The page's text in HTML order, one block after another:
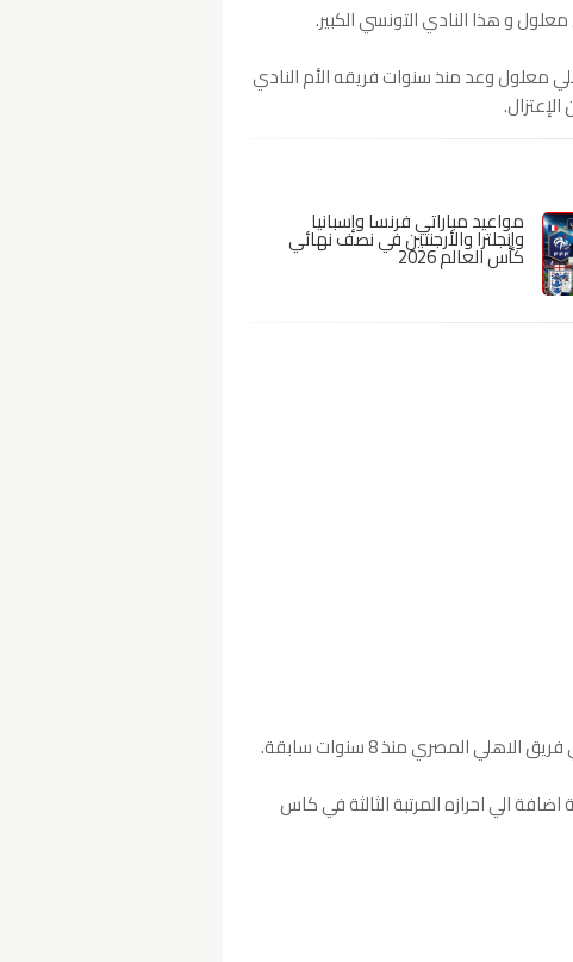
و هذا النادي التونسي الكبير.
معلول وعد منذ سنوات فريقه الأم النادي
مواعيد مباراتي فرنسا وإسبانيا
وإنجلترا والأرجنتين في نصف نهائي
كأس العالم 2026
المصري منذ 8 سنوات سابقة.
الي احرازه المرتبة الثالثة في كاس